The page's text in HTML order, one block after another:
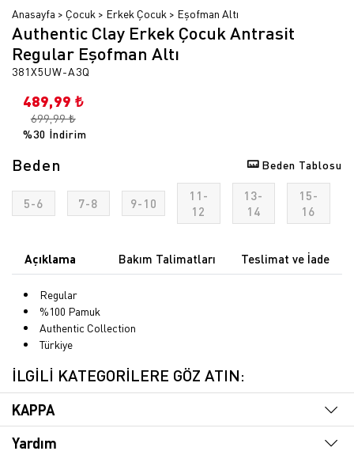
Anasayfa Çocuk Erkek Çocuk Eşofman Altı
Authentic Clay Erkek Çocuk Antrasit
Regular Eşofman Altı
381X5UW-A3Q
489,99 ₺
699,99 ₺
%30 İndirim
Beden Beden Tablosu
5-6 7-8 9-10
11-
12
13-
14
15-
16
Açıklama Bakım Talimatları Teslimat ve İade
Regular
%100 Pamuk
Authentic Collection
Türkiye
İLGİLİ KATEGORİLERE GÖZ ATIN:
KAPPA
Yardım